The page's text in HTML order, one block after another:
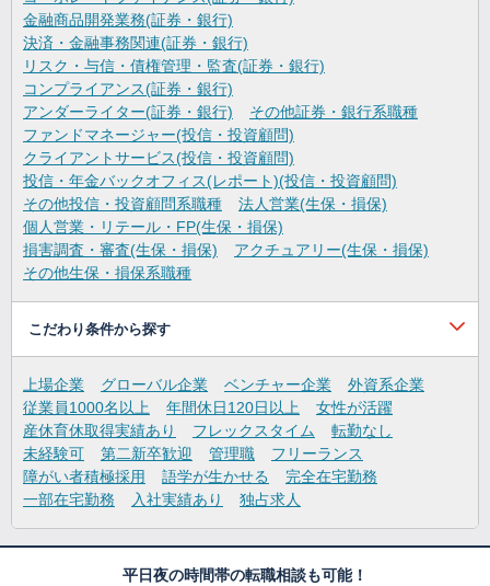
金融商品開発業務(証券・銀行)
決済・金融事務関連(証券・銀行)
リスク・与信・債権管理・監査(証券・銀行)
コンプライアンス(証券・銀行)
アンダーライター(証券・銀行)
その他証券・銀行系職種
ファンドマネージャー(投信・投資顧問)
クライアントサービス(投信・投資顧問)
投信・年金バックオフィス(レポート)(投信・投資顧問)
その他投信・投資顧問系職種
法人営業(生保・損保)
個人営業・リテール・FP(生保・損保)
損害調査・審査(生保・損保)
アクチュアリー(生保・損保)
その他生保・損保系職種
こだわり条件から探す
上場企業 グローバル企業 ベンチャー企業
外資系企業
従業員1000名以上
年間休日120日以上
女性が活躍
産休育休取得実績あり
フレックスタイム
転勤なし
未経験可
第二新卒歓迎 管理職
フリーランス
障がい者積極採用
語学が生かせる
完全在宅勤務
一部在宅勤務
入社実績あり 独占求人
平日夜の時間帯の転職相談も可能！